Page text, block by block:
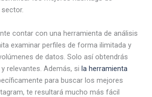
contar con una herramienta de análisis
examinar perfiles de forma ilimitada y
de datos. Solo así obtendrás
relevantes. Además, si la herramienta
para buscar los mejores
te resultará mucho más fácil